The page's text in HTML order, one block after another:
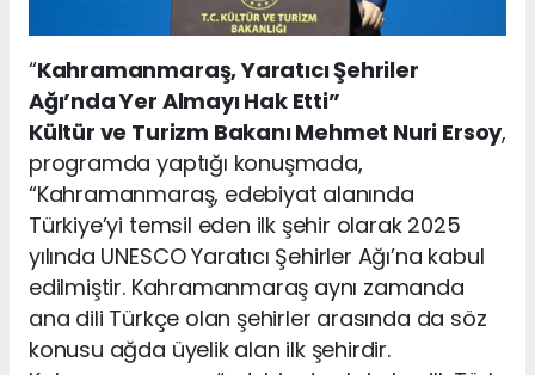
“Kahramanmaraş, Yaratıcı Şehriler
Ağı’nda Yer Almayı Hak Etti”
Kültür ve Turizm Bakanı Mehmet Nuri Ersoy,
programda yaptığı konuşmada,
“Kahramanmaraş, edebiyat alanında
Türkiye’yi temsil eden ilk şehir olarak 2025
yılında UNESCO Yaratıcı Şehirler Ağı’na kabul
edilmiştir. Kahramanmaraş aynı zamanda
ana dili Türkçe olan şehirler arasında da söz
konusu ağda üyelik alan ilk şehirdir.